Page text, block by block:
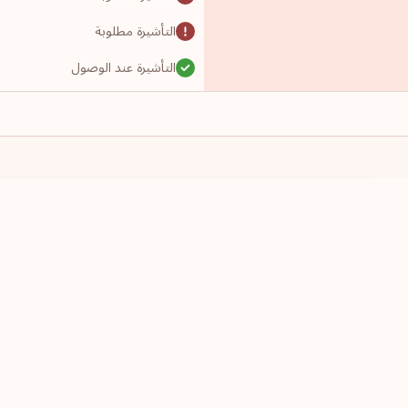
التأشيرة مطلوبة
التأشيرة عند الوصول
التأشيرة مطلوبة